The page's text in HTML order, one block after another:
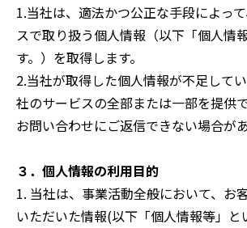
1.当社は、適法かつ公正な手段によっ
スで取り扱う個人情報（以下「個人情
す。）を取得します。
2.当社が取得した個人情報が不足して
社のサービスの全部または一部を提供
お問い合わせにご返信できない場合があ
３．個人情報の利用目的
1. 当社は、事業活動全般において、お
いただいた情報(以下「個人情報等」と